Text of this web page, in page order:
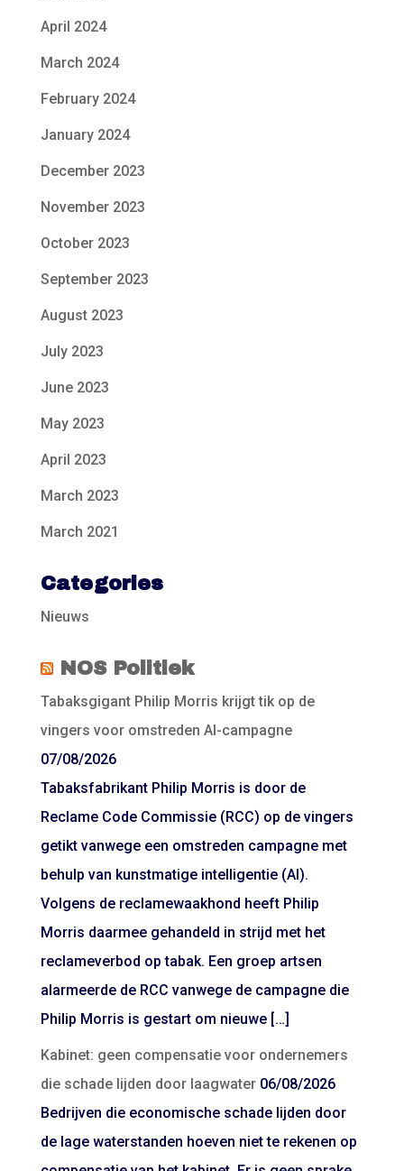
April 2024
March 2024
February 2024
January 2024
December 2023
November 2023
October 2023
September 2023
August 2023
July 2023
June 2023
May 2023
April 2023
March 2023
March 2021
Categories
Nieuws
NOS Politiek
Tabaksgigant Philip Morris krijgt tik op de
vingers voor omstreden AI-campagne
07/08/2026
Tabaksfabrikant Philip Morris is door de
Reclame Code Commissie (RCC) op de vingers
getikt vanwege een omstreden campagne met
behulp van kunstmatige intelligentie (AI).
Volgens de reclamewaakhond heeft Philip
Morris daarmee gehandeld in strijd met het
reclameverbod op tabak. Een groep artsen
alarmeerde de RCC vanwege de campagne die
Philip Morris is gestart om nieuwe […]
Kabinet: geen compensatie voor ondernemers
die schade lijden door laagwater 06/08/2026
Bedrijven die economische schade lijden door
de lage waterstanden hoeven niet te rekenen op